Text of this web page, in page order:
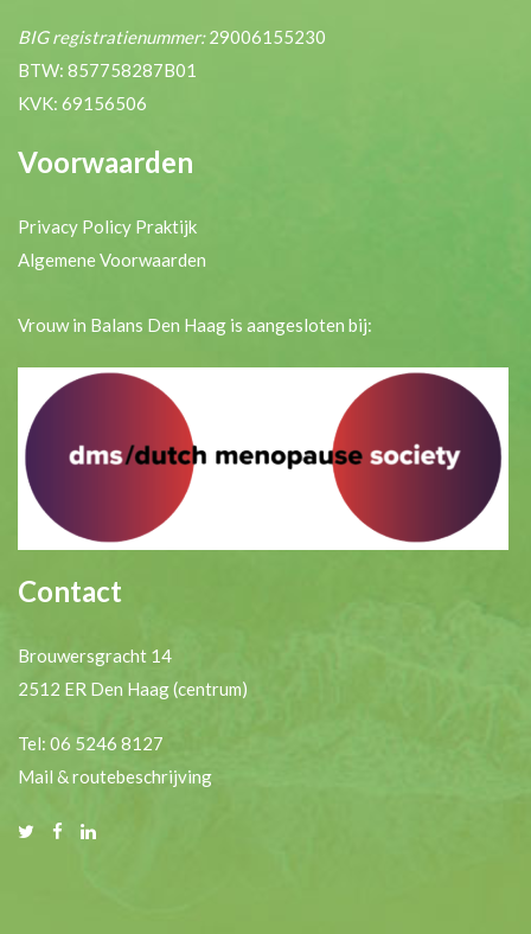
BIG registratienummer:29006155230
BTW: 857758287B01
KVK: 69156506
Voorwaarden
Privacy Policy Praktijk
Algemene Voorwaarden
Vrouw in Balans Den Haag is aangesloten bij:
Contact
Brouwersgracht 14
2512 ER Den Haag (centrum)
Tel: 06 5246 8127
Mail & routebeschrijving